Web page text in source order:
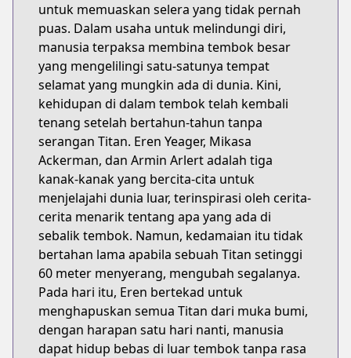
untuk memuaskan selera yang tidak pernah
puas. Dalam usaha untuk melindungi diri,
manusia terpaksa membina tembok besar
yang mengelilingi satu-satunya tempat
selamat yang mungkin ada di dunia. Kini,
kehidupan di dalam tembok telah kembali
tenang setelah bertahun-tahun tanpa
serangan Titan. Eren Yeager, Mikasa
Ackerman, dan Armin Arlert adalah tiga
kanak-kanak yang bercita-cita untuk
menjelajahi dunia luar, terinspirasi oleh cerita-
cerita menarik tentang apa yang ada di
sebalik tembok. Namun, kedamaian itu tidak
bertahan lama apabila sebuah Titan setinggi
60 meter menyerang, mengubah segalanya.
Pada hari itu, Eren bertekad untuk
menghapuskan semua Titan dari muka bumi,
dengan harapan satu hari nanti, manusia
dapat hidup bebas di luar tembok tanpa rasa